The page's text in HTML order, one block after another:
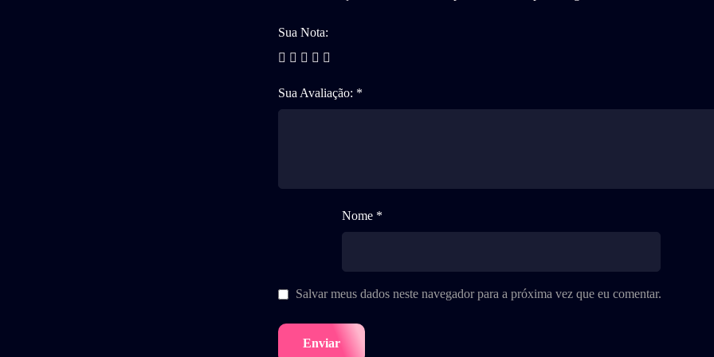
Sua Nota:
Sua Avaliação: *
Nome *
Salvar meus dados neste navegador para a próxima vez que eu comentar.